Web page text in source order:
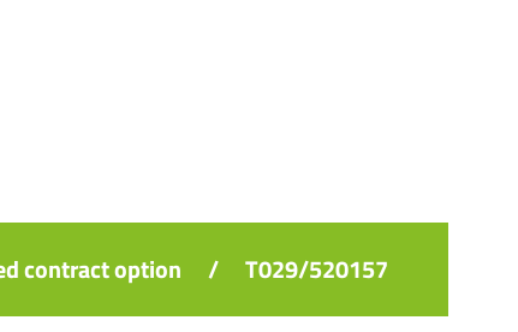
contract option / T029/520157